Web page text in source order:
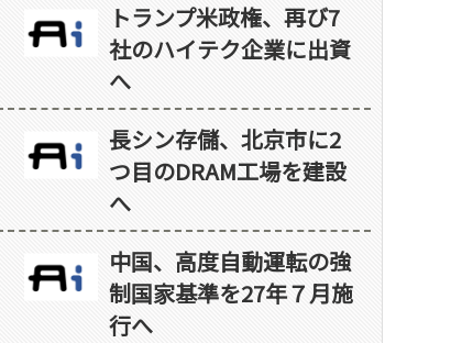
トランプ米政権、再び7
社のハイテク企業に出資
へ
長シン存儲、北京市に2
つ目のDRAM工場を建設
へ
中国、高度自動運転の強
制国家基準を27年７月施
行へ